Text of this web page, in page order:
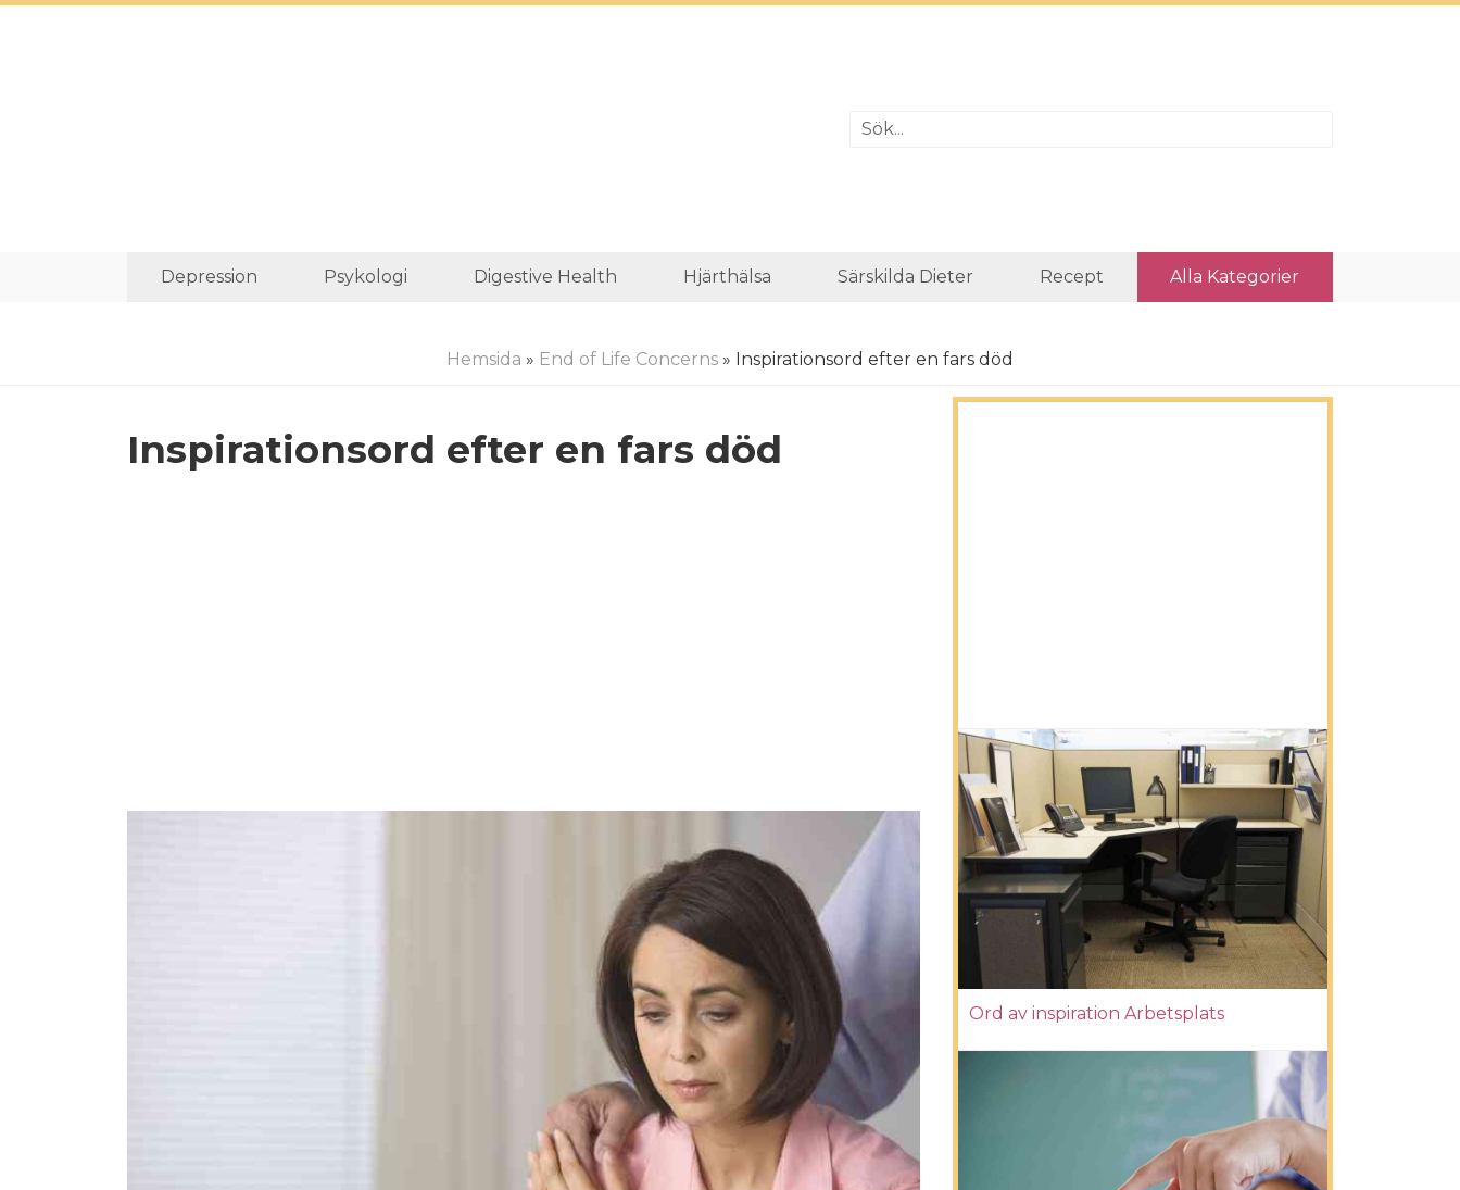
Depression Psykologi Digestive Health Hjärthälsa Särskilda Dieter Recept Alla Kategorier
Hemsida » End of Life Concerns » Inspirationsord efter en fars död
Inspirationsord efter en fars död
Ord av inspiration Arbetsplats